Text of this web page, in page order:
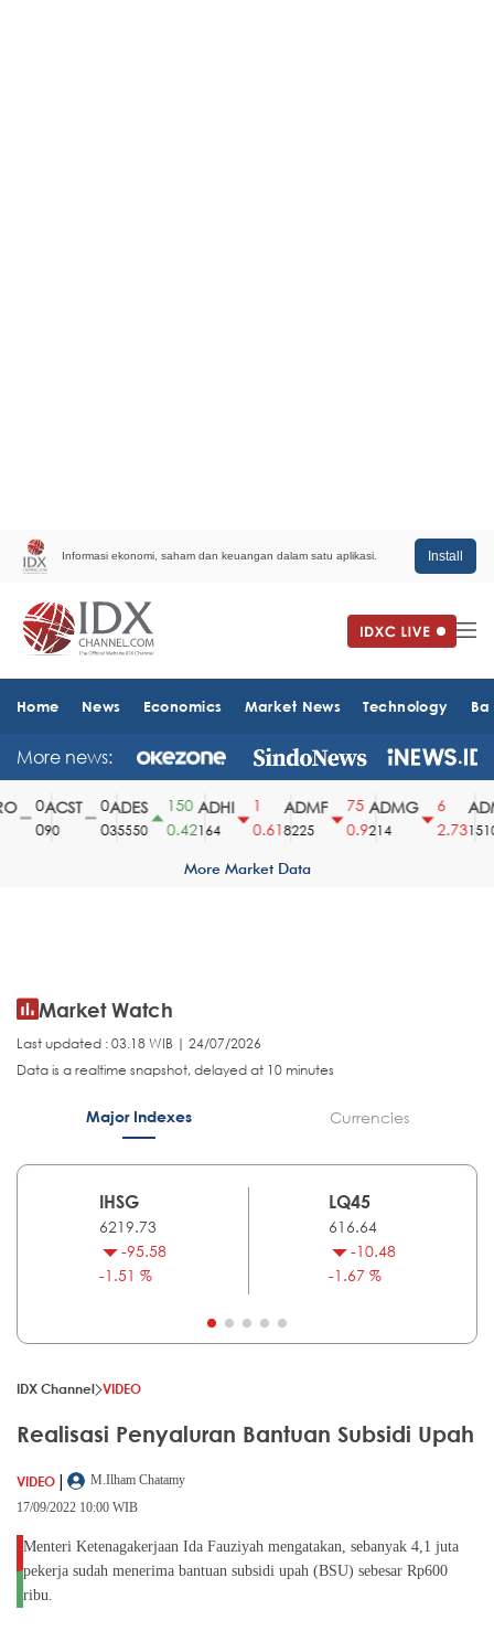
Informasi ekonomi, saham dan keuangan dalam satu aplikasi. Install
Home News Economics Market News Technology
More news:
ACST
90
ADES
35550
150
0.42
ADHI
164
0.61
ADMF
8225
75
0.9
ADMG
214
2.731510
More Market Data
Market Watch
Last updated : 03.18 WIB | 24/07/2026
Data is a realtime snapshot, delayed at 10 minutes
Major Indexes Currencies
IHSG
6219.73
-95.58
-1.51 %
LQ45
616.64
-10.48
-1.67 %
IDX Channel VIDEO
Realisasi Penyaluran Bantuan Subsidi Upah
VIDEO |
M.Ilham Chatamy
17/09/2022 10:00 WIB
Menteri Ketenagakerjaan Ida Fauziyah mengatakan, sebanyak 4,1 juta
pekerja sudah menerima bantuan subsidi upah (BSU) sebesar Rp600
ribu.